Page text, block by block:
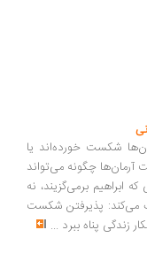
خورده‌اند یا
چگونه می‌تواند
برمی‌گزیند، نه
پذیرفتن شکست
پناه ببرد...